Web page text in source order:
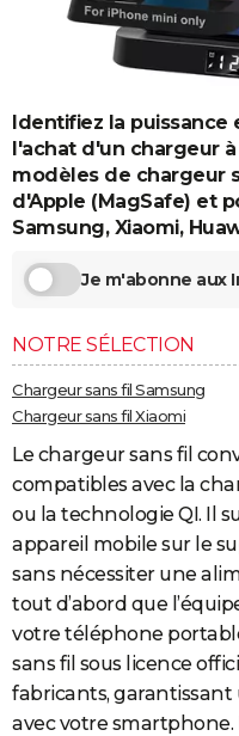
Destinations
City break
Voyage nature
Voyage de noces
Forum
BONS PLANS
CARTE DE VOEUX
Carte de Noël
Carte Bonne année
Carte Saint-Valentin
Carte Pâques
Carte d'anniversaire
DICTIONNAIRE
Dictionnaire
Biographies
Citations
Expressions
Proverbes
PROGRAMME TV
S'inscrire
Se connecter
Lycées
Collèges
Primaires
Universités
Entreprises
Service militaire
Avis de recherche
AVIS DE DÉCÈS
FORUM
Bricolage
Lifestyle
Culture
Sport
Auto
Television
Voyage
Cinema
Identifiez la
l'achat d'un chargeur
modèles de chargeur
d'Apple (MagSafe) et
Samsung, Xiaomi,
Je m'abonne aux
NOTRE SÉLECTION
Chargeur sans fil Samsung
Chargeur sans fil Xiaomi
Le chargeur sans fil
compatibles avec la
ou la technologie QI. Il
appareil mobile sur le
sans nécessiter une
tout d’abord que
votre téléphone
sans fil sous licence
fabricants,
avec votre